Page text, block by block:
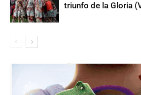
triunfo de la Gloria